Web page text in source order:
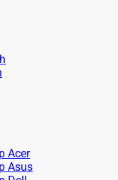
Acer
Asus